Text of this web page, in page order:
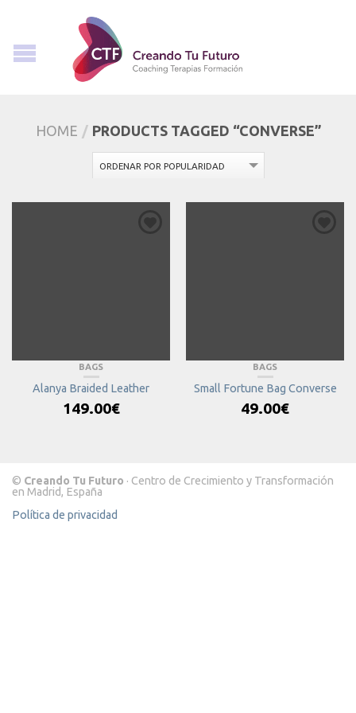
HOME / PRODUCTS TAGGED “CONVERSE”
BAGS
Alanya Braided Leather
149.00€
BAGS
Small Fortune Bag Converse
49.00€
© Creando Tu Futuro · Centro de Crecimiento y Transformación
en Madrid, España
Política de privacidad